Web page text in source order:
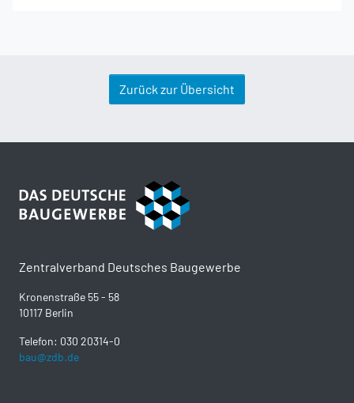
Zurück zur Übersicht
Zentralverband Deutsches Baugewerbe
Kronenstraße 55 - 58
10117 Berlin
Telefon: 030 20314-0
bau@zdb.de